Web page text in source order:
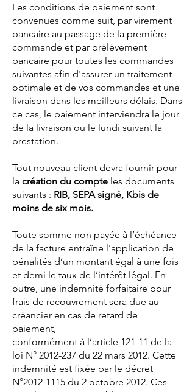
Les conditions de paiement sont
convenues comme suit, par virement
bancaire au passage de la première
commande et par prélèvement
bancaire pour toutes les commandes
suivantes afin d'assurer un traitement
optimale et de vos commandes et une
livraison dans les meilleurs délais. Dans
ce cas, le paiement interviendra le jour
de la livraison ou le lundi suivant la
prestation.
Tout nouveau client devra fournir pour
la création du compte les documents
suivants : RIB, SEPA signé, Kbis de
moins de six mois.
Toute somme non payée à l’échéance
de la facture entraîne l’application de
pénalités d’un montant égal à une fois
et demi le taux de l’intérêt légal. En
outre, une indemnité forfaitaire pour
frais de recouvrement sera due au
créancier en cas de retard de
paiement,
conformément à l’article 121-11 de la
loi N° 2012-237 du 22 mars 2012. Cette
indemnité est fixée par le décret
N°2012-1115 du 2 octobre 2012. Ces